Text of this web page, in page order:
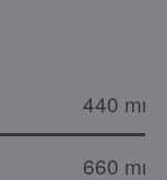
440 mm
660 mm